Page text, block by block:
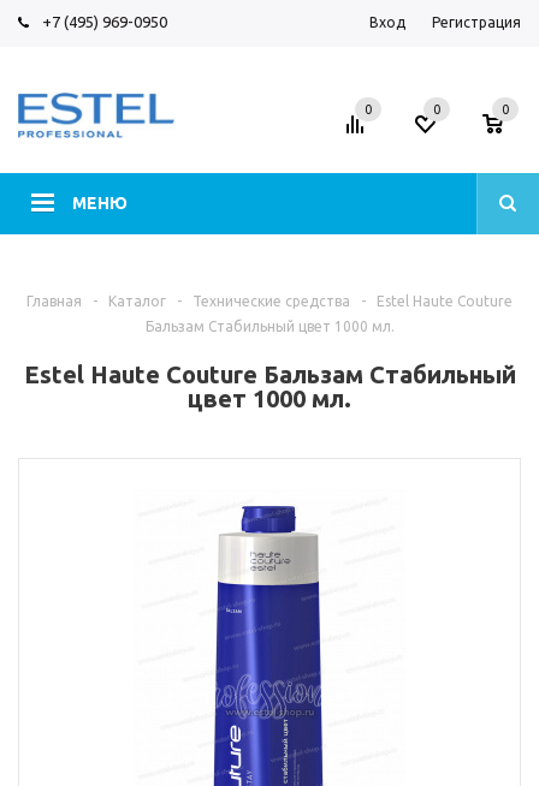
+7 (495) 969-0950 Вход Регистрация
МЕНЮ
0 0 0
Главная - Каталог - Технические средства -
Estel Haute Couture
Бальзам Стабильный цвет 1000 мл.
Estel Haute Couture Бальзам Стабильный
цвет 1000 мл.